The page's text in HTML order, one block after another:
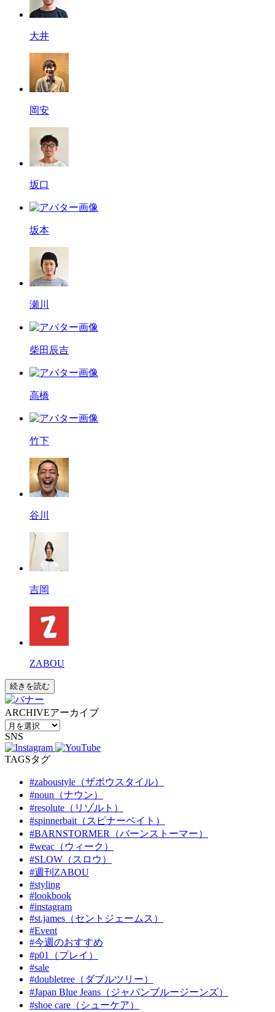
大井
岡安
坂口
坂本
瀬川
柴田辰吉
高橋
竹下
谷川
吉岡
ZABOU
続きを読む
ARCHIVEアーカイブ
SNS
TAGSタグ
#zaboustyle（ザボウスタイル）
#noun（ナウン）
#resolute（リゾルト）
#spinnerbait（スピナーベイト）
#BARNSTORMER（バーンストーマー）
#weac（ウィーク）
#SLOW（スロウ）
#週刊ZABOU
#styling
#lookbook
#instagram
#st.james（セントジェームス）
#Event
#今週のおすすめ
#p01（プレイ）
#sale
#doubletree（ダブルツリー）
#Japan Blue Jeans（ジャパンブルージーンズ）
#shoe care（シューケア）